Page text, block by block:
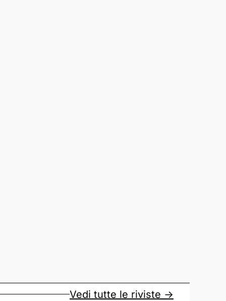
Vedi tutte le riviste ->